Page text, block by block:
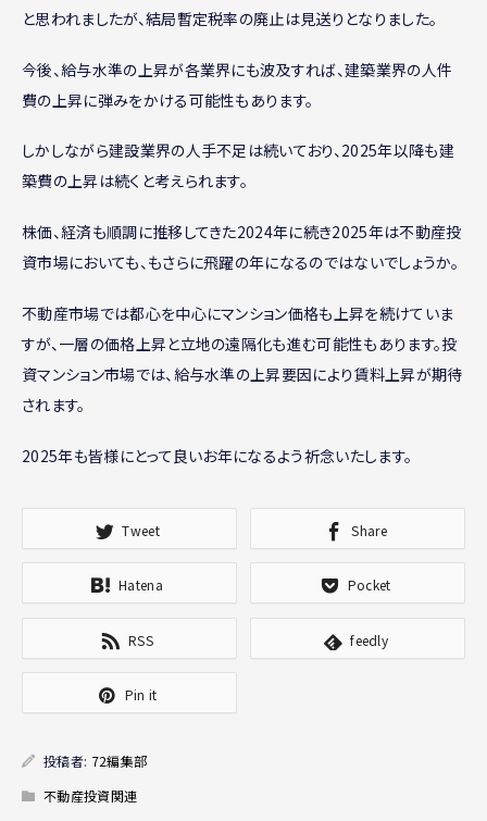
と思われましたが、結局暫定税率の廃止は見送りとなりました。
今後、給与水準の上昇が各業界にも波及すれば、建築業界の人件
費の上昇に弾みをかける可能性もあります。
しかしながら建設業界の人手不足は続いており、2025年以降も建
築費の上昇は続くと考えられます。
株価、経済も順調に推移してきた2024年に続き2025年は不動産投
資市場においても、もさらに飛躍の年になるのではないでしょうか。
不動産市場では都心を中心にマンション価格も上昇を続けていま
すが、一層の価格上昇と立地の遠隔化も進む可能性もあります。投
資マンション市場では、給与水準の上昇要因により賃料上昇が期待
されます。
2025年も皆様にとって良いお年になるよう祈念いたします。
Tweet Share
Hatena Pocket
RSS feedly
Pin it
投稿者: 72編集部
不動産投資関連